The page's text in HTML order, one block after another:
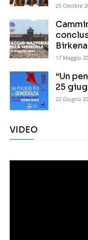
25 Ottobre
17 Maggio
“Un
25
22 Giugno
VIDEO